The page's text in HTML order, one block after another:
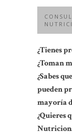
¿Tienes
¿Toman
¿Sabes
pueden
mayoría
¿Quieres